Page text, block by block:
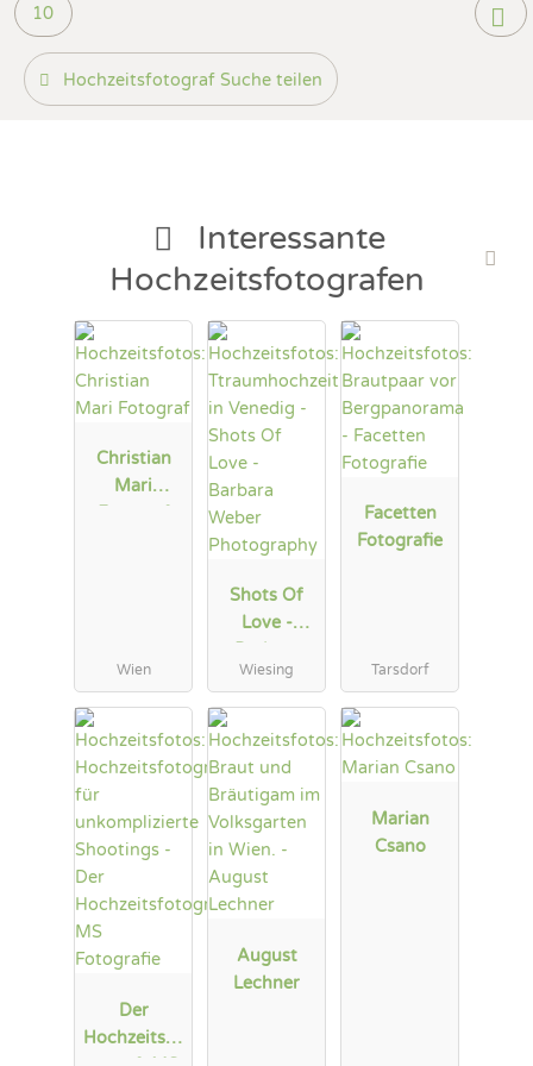
Art des Shootings:
Fotobox mit Zubehör
10
Hochzeitsfotograf Suche teilen
Interessante
Hochzeitsfotografen
Christian
Mari
Wien
Shots Of
Love -
Weber
Photograph
y
Wiesing
Facetten
Fotografie
Tarsdorf
Der
Hochzeitsfo
August
Lechner
Marian
Csano